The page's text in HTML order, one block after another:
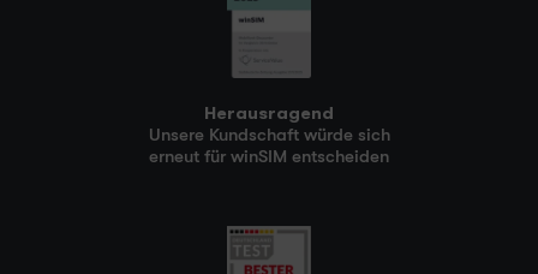
Herausragend
Unsere Kundschaft würde sich
erneut für winSIM entscheiden